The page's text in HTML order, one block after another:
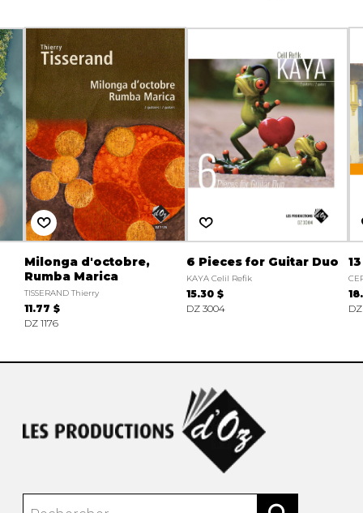
Milonga d'octobre,
Rumba Marica
TISSERAND Thierry
11.77 $
DZ 1176
6 Pieces for Guitar Duo
KAYA Celil Refik
15.30 $
DZ 3004